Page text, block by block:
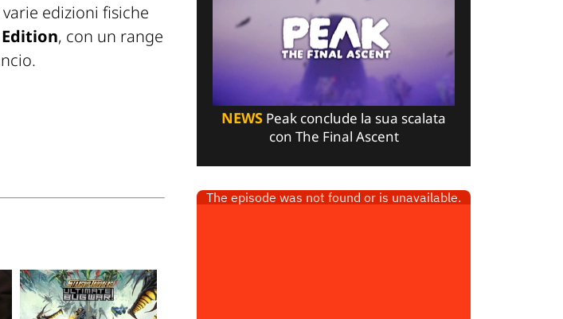
edizioni fisiche
Edition, con un range
NEWS Peak conclude la sua scalata
con The Final Ascent